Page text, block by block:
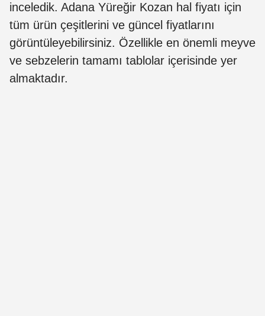
inceledik. Adana Yüreğir Kozan hal fiyatı için
tüm ürün çeşitlerini ve güncel fiyatlarını
görüntüleyebilirsiniz. Özellikle en önemli meyve
ve sebzelerin tamamı tablolar içerisinde yer
almaktadır.